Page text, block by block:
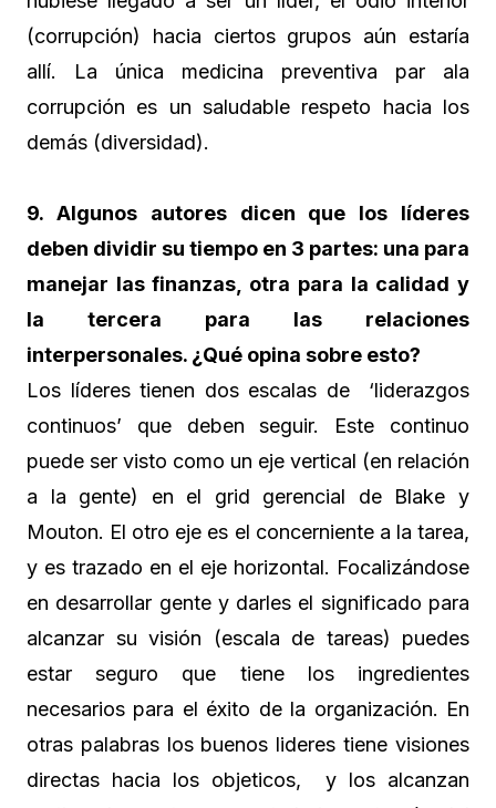
(corrupción) hacia ciertos grupos aún estaría
allí. La única medicina preventiva par ala
corrupción es un saludable respeto hacia los
demás (diversidad).
9. Algunos autores dicen que los líderes
deben dividir su tiempo en 3 partes: una para
manejar las finanzas, otra para la calidad y
la tercera para las relaciones
interpersonales. ¿Qué opina sobre esto?
Los líderes tienen dos escalas de ‘liderazgos
continuos’ que deben seguir. Este continuo
puede ser visto como un eje vertical (en relación
a la gente) en el grid gerencial de Blake y
Mouton. El otro eje es el concerniente a la tarea,
y es trazado en el eje horizontal. Focalizándose
en desarrollar gente y darles el significado para
alcanzar su visión (escala de tareas) puedes
estar seguro que tiene los ingredientes
necesarios para el éxito de la organización. En
otras palabras los buenos lideres tiene visiones
directas hacia los objeticos, y los alcanzan